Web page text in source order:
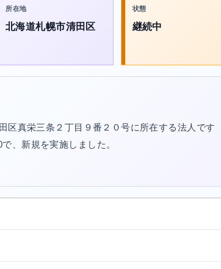
所在地
北海道札幌市清田区
状態
継続中
区真栄三条２丁目９番２０号に所在する法人です
、新規を実施しました。